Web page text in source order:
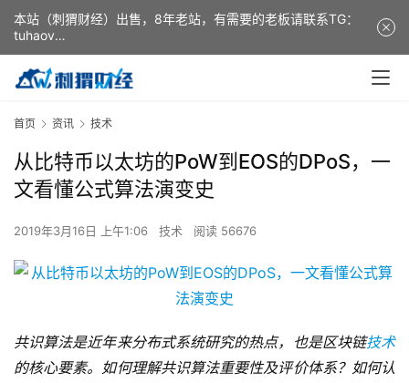
首页 资讯 技术
从比特币以太坊的PoW到EOS的DPoS，一
文看懂公式算法演变史
2019年3月16日 上午1:06 技术 阅读 56676
共识算法是近年来分布式系统研究的热点，也是区块链技术
的核心要素。如何理解共识算法重要性及评价体系？如何认
本站（刺猬财经）出售，8年老站，有需要的老板请联系TG：
tuhaov
This website (ciweicaijing) is for sale. It is a 8-year-old
website. If you need it, please contact TG: tuhaov